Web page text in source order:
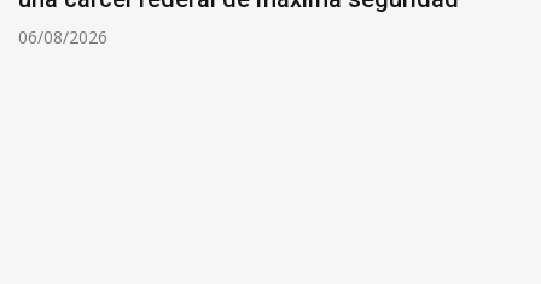
06/08/2026